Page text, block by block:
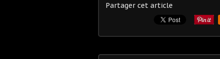
Partager cet article